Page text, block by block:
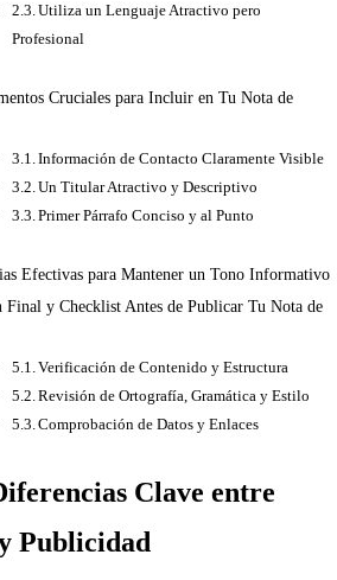
Utiliza un Lenguaje Atractivo pero
Profesional
Cruciales para Incluir en Tu Nota de
Información de Contacto Claramente Visible
Un Titular Atractivo y Descriptivo
Primer Párrafo Conciso y al Punto
Efectivas para Mantener un Tono Informativo
Final y Checklist Antes de Publicar Tu Nota de
Verificación de Contenido y Estructura
Revisión de Ortografía, Gramática y Estilo
Comprobación de Datos y Enlaces
Clave entre
Publicidad